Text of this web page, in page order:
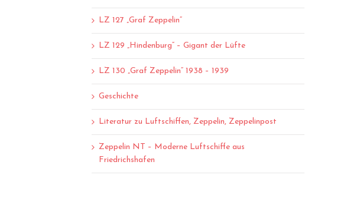
LZ 127 „Graf Zeppelin“
LZ 129 „Hindenburg“ – Gigant der Lüfte
LZ 130 „Graf Zeppelin“ 1938 – 1939
Geschichte
Literatur zu Luftschiffen, Zeppelin, Zeppelinpost
Zeppelin NT – Moderne Luftschiffe aus
Friedrichshafen